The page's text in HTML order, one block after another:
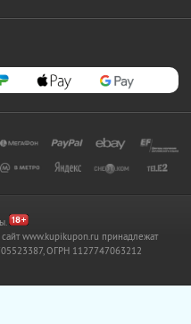
www.kupikupon.ru принадлежат
ОГРН 1127747063212